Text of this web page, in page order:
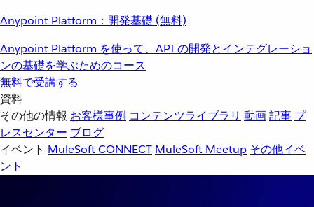
Anypoint Platform：開発基礎 (無料)
Anypoint Platform を使って、API の開発とインテグレーショ
ンの基礎を学ぶためのコース
無料で受講する
資料
その他の情報 お客様事例 コンテンツライブラリ 動画記事 プ
レスセンター ブログ
イベント MuleSoft CONNECT MuleSoft Meetup その他イベ
ント